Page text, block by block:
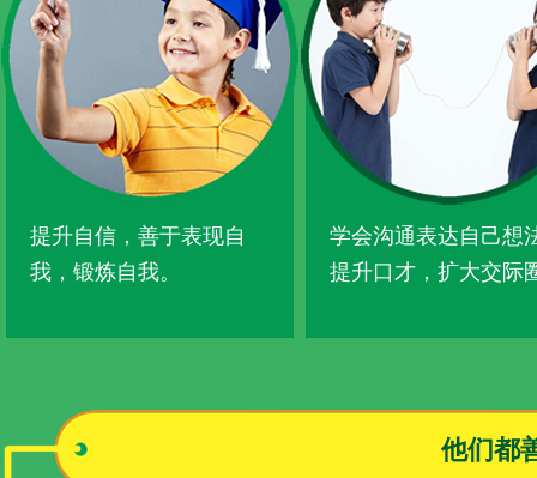
提升自信，善于表现自
我，锻炼自我。
学会沟通表达自己想
提升口才，扩大交际
他们都